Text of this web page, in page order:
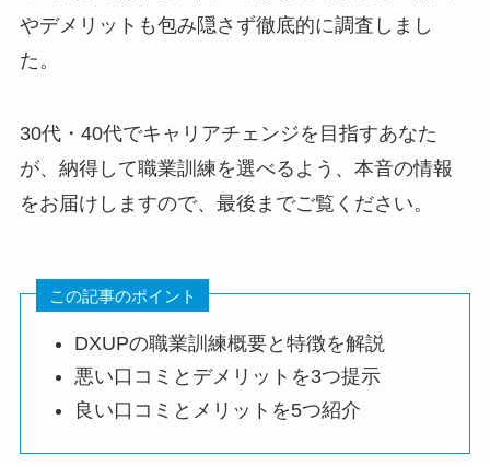
やデメリットも包み隠さず徹底的に調査しまし
た。
30代・40代でキャリアチェンジを目指すあなた
が、納得して職業訓練を選べるよう、本音の情報
をお届けしますので、最後までご覧ください。
この記事のポイント
DXUPの職業訓練概要と特徴を解説
悪い口コミとデメリットを3つ提示
良い口コミとメリットを5つ紹介